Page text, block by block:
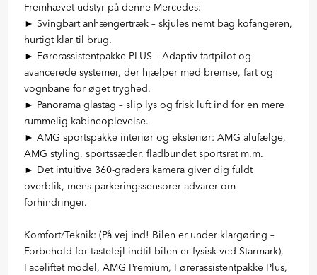
Fremhævet udstyr på denne Mercedes:
► Svingbart anhængertræk – skjules nemt bag kofangeren,
hurtigt klar til brug.
► Førerassistentpakke PLUS – Adaptiv fartpilot og
avancerede systemer, der hjælper med bremse, fart og
vognbane for øget tryghed.
► Panorama glastag – slip lys og frisk luft ind for en mere
rummelig kabineoplevelse.
► AMG sportspakke interiør og eksteriør: AMG alufælge,
AMG styling, sportssæder, fladbundet sportsrat m.m.
► Det intuitive 360-graders kamera giver dig fuldt
overblik, mens parkeringssensorer advarer om
forhindringer.
Komfort/Teknik: (På vej ind! Bilen er under klargøring –
Forbehold for tastefejl indtil bilen er fysisk ved Starmark),
Faceliftet model, AMG Premium, Førerassistentpakke Plus,